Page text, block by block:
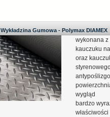
Wykładzina Gumowa - Polymax DIAMEX
wykonana z
kauczuku
oraz
wygląd
bardzo